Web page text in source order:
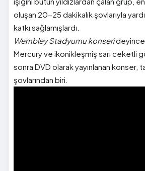
oluşan 20-25 dakikalık şovlarıyla
katkı sağlamışlardı.
Wembley Stadyumu konserideyince
Mercury ve ikonikleşmiş sarı ceketli
sonra DVD olarak yayınlanan konser,
şovlarından biri.